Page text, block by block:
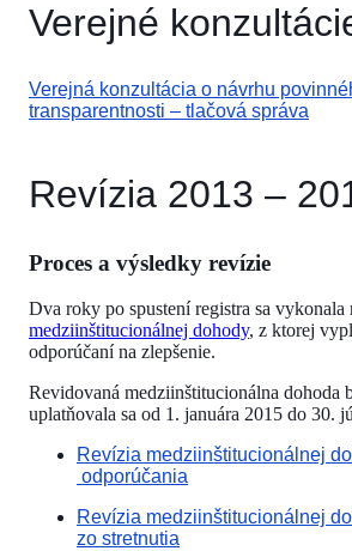
Verejné
Verejná konzultácia o návrhu
transparentnosti – tlačová správa
Revízia 2013 –
Proces a výsledky revízie
Dva roky po spustení registra sa vykonala
medziinštitucionálnej dohody, z ktorej
odporúčaní na zlepšenie.
Revidovaná medziinštitucionálna dohoda
uplatňovala sa od 1. januára 2015 do 30.
Revízia medziinštitucionálnej
odporúčania
Revízia medziinštitucionálnej
zo stretnutia